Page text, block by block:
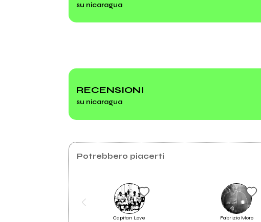
2023
Almost Home
Giorno
su nicaragua
Il Bollettino di venerdì 21 giugno
RECENSIONI
su nicaragua
Potrebbero piacerti
Capitan Love Fabrizio Moro